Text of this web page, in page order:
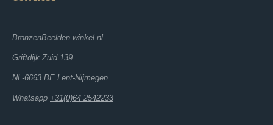
BronzenBeelden-winkel.nl
Griftdijk Zuid 139
NL-6663 BE Lent-Nijmegen
Whatsapp +31(0)64 2542233